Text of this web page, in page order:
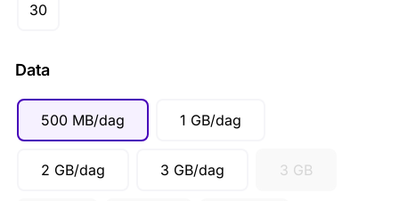
30
Data
500 MB/dag 1 GB/dag
2 GB/dag 3 GB/dag 3 GB